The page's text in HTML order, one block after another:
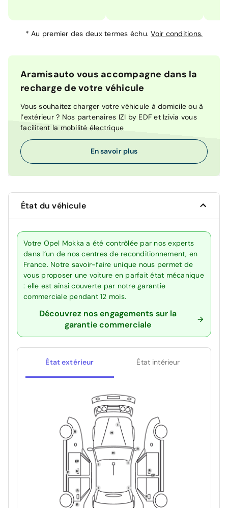
*Au premier des deux termes échu.Voir conditions.
Aramisauto vous accompagne dans la
recharge de votre véhicule
Vous souhaitez charger votre véhicule à domicile ou à
l’extérieur ? Nos partenaires IZI by EDF et Izivia vous
facilitent la mobilité électrique
En savoir plus
État du véhicule
Votre Opel Mokka a été contrôlée par nos experts
dans l’un de nos centres de reconditionnement, en
France. Notre savoir-faire unique nous permet de
vous proposer une voiture en parfait état mécanique
: elle est ainsi couverte par notre garantie
commerciale pendant 12 mois.
Découvrez nos engagements sur la
garantie commerciale
État extérieur État intérieur